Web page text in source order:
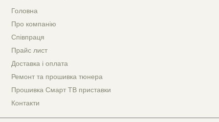
Головна
Про компанію
Співпраця
Прайс лист
Доставка і оплата
Ремонт та прошивка тюнера
Прошивка Смарт ТВ приставки
Контакти